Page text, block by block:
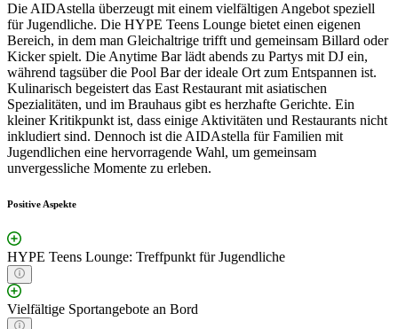
Die AIDAstella überzeugt mit einem vielfältigen Angebot speziell
für Jugendliche. Die HYPE Teens Lounge bietet einen eigenen
Bereich, in dem man Gleichaltrige trifft und gemeinsam Billard oder
Kicker spielt. Die Anytime Bar lädt abends zu Partys mit DJ ein,
während tagsüber die Pool Bar der ideale Ort zum Entspannen ist.
Kulinarisch begeistert das East Restaurant mit asiatischen
Spezialitäten, und im Brauhaus gibt es herzhafte Gerichte. Ein
kleiner Kritikpunkt ist, dass einige Aktivitäten und Restaurants nicht
inkludiert sind. Dennoch ist die AIDAstella für Familien mit
Jugendlichen eine hervorragende Wahl, um gemeinsam
unvergessliche Momente zu erleben.
Positive Aspekte
HYPE Teens Lounge: Treffpunkt für Jugendliche
Vielfältige Sportangebote an Bord